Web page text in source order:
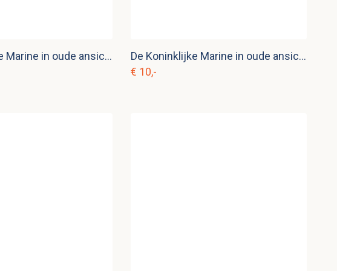
De Koninklijke Marine in oude ansichten
De Koninklijke Marine in oude ansichten
€ 10,-